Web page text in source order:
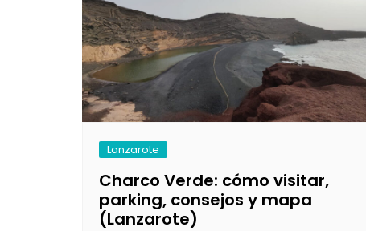
Lanzarote
Charco Verde: cómo visitar,
parking, consejos y mapa
(Lanzarote)